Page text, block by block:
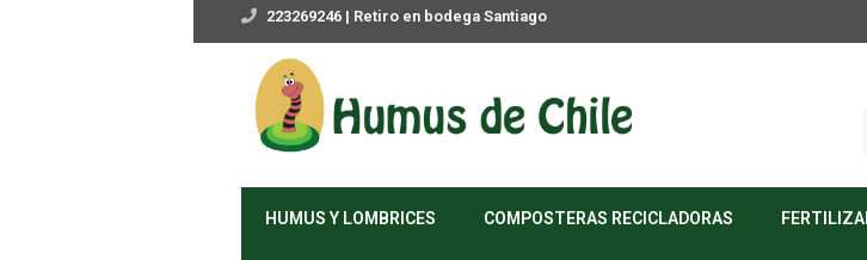
223269246 | Retiro en bodega Santiago
HUMUS Y LOMBRICES COMPOSTERAS RECICLADORAS